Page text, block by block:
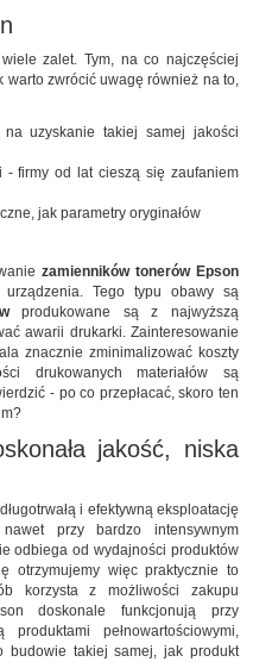
zalet. Tym, na co najczęściej
warto zwrócić uwagę również na to,
uzyskanie takiej samej jakości
- firmy od lat cieszą się zaufaniem
jak parametry oryginałów
zamienników tonerów Epson
Tego typu obawy są
produkowane są z najwyższą
awarii drukarki. Zainteresowanie
znacznie zminimalizować koszty
drukowanych materiałów są
- po co przepłacać, skoro ten
jakość, niska
i efektywną eksploatację
przy bardzo intensywnym
odbiega od wydajności produktów
otrzymujemy więc praktycznie to
korzysta z możliwości zakupu
doskonale funkcjonują przy
pełnowartościowymi,
budowie takiej samej, jak produkt